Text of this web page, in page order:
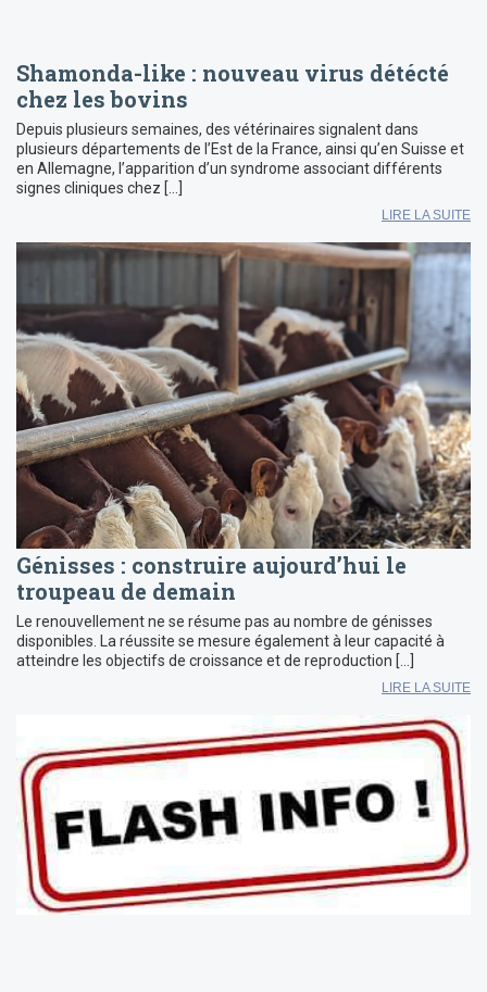
Shamonda-like : nouveau virus détécté
chez les bovins
Depuis plusieurs semaines, des vétérinaires signalent dans
plusieurs départements de l’Est de la France, ainsi qu’en Suisse et
en Allemagne, l’apparition d’un syndrome associant différents
signes cliniques chez […]
LIRE LA SUITE
Génisses : construire aujourd’hui le
troupeau de demain
Le renouvellement ne se résume pas au nombre de génisses
disponibles. La réussite se mesure également à leur capacité à
atteindre les objectifs de croissance et de reproduction […]
LIRE LA SUITE